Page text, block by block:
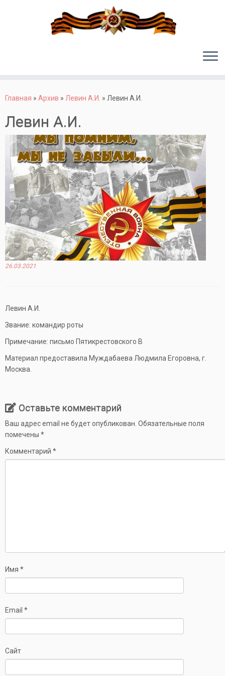
Главная » Архив » Левин А.И. » Левин А.И.
Левин А.И.
26.03.2021
Левин А.И.
Звание: командир роты
Примечание: письмо Пятикрестовского В
Материал предоставила Муждабаева Людмила Егоровна, г.
Москва.
Оставьте комментарий
Ваш адрес email не будет опубликован. Обязательные поля
помечены *
Комментарий *
Имя *
Email *
Сайт